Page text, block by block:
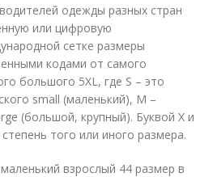
одежды разных стран
или цифровую
сетке размеры
кодами от самого
большого 5XL, где S – это
small (маленький), M –
(большой, крупный). Буквой X и
того или иного размера.
взрослый 44 размер в